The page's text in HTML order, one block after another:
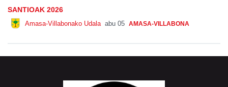
SANTIOAK 2026
Amasa-Villabonako Udala abu 05 AMASA-VILLABONA